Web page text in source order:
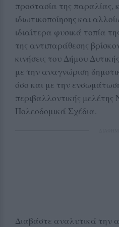
προστασία της παραλίας,
ιδιωτικοποίησης και
ιδιαίτερα φυσικά τοπία
της αντιπαράθεσης
κινήσεις του Δήμου
με την αναγνώριση
όσο και με την
περιβαλλοντικής μελέτης
Πολεοδομικά Σχέδια.
Διαβάστε αναλυτικά την